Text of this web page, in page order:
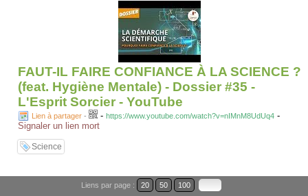
FAUT-IL FAIRE CONFIANCE À LA SCIENCE ?
(feat. Hygiène Mentale) - Dossier #35 -
L'Esprit Sorcier - YouTube
Lien à partager - - https://www.youtube.com/watch?v=nIMnM8UdUq4 -
Signaler un lien mort
Science
Liens par page : 20 50 100